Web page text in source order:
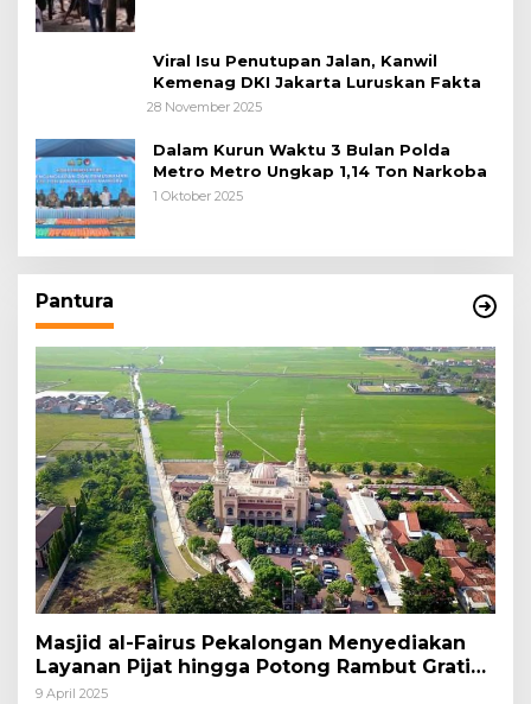
Viral Isu Penutupan Jalan, Kanwil
Kemenag DKI Jakarta Luruskan Fakta
28 November 2025
Dalam Kurun Waktu 3 Bulan Polda
Metro Metro Ungkap 1,14 Ton Narkoba
1 Oktober 2025
Pantura
Masjid al-Fairus Pekalongan Menyediakan
Layanan Pijat hingga Potong Rambut Gratis
bagi Pemudik Lebaran 2025
9 April 2025